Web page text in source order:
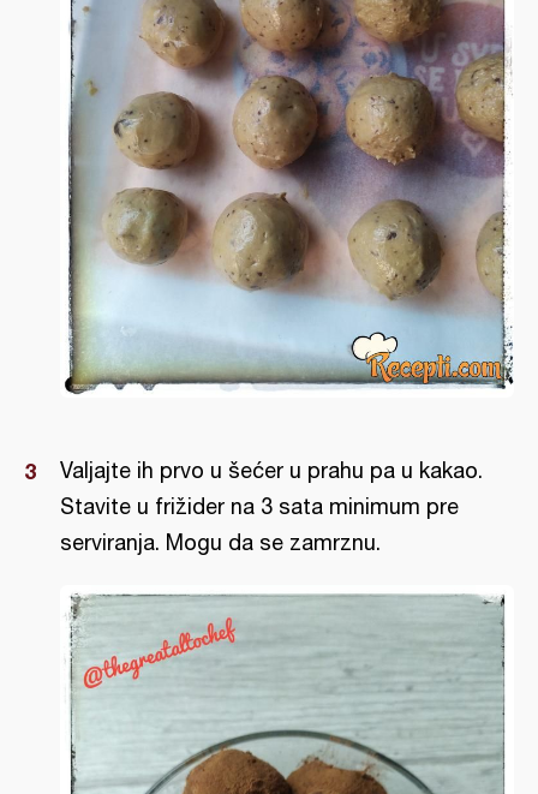
Valjajte ih prvo u šećer u prahu pa u kakao.
Stavite u frižider na 3 sata minimum pre
serviranja. Mogu da se zamrznu.